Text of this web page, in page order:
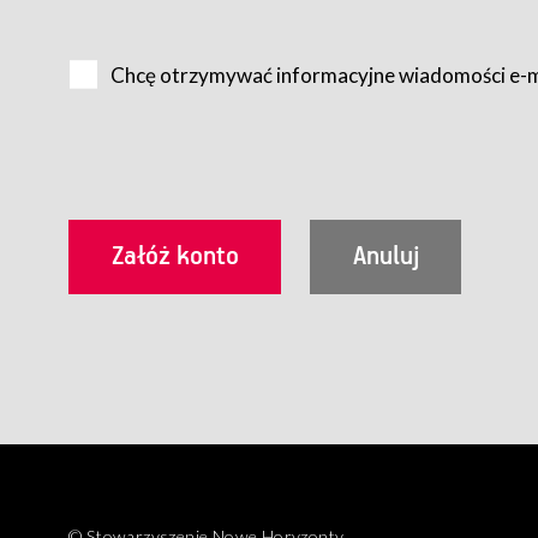
Usługobiorca przed rozpoczęciem korzystania z
utrwalenie i wydrukowanie.
§ 3
Korzystanie ze wszystkich aplikacji Serwisu może być
Chcę otrzymywać informacyjne wiadomości e-